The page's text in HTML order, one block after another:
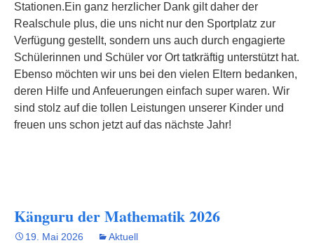
Stationen.​Ein ganz herzlicher Dank gilt daher der
Realschule plus, die uns nicht nur den Sportplatz zur
Verfügung gestellt, sondern uns auch durch engagierte
Schülerinnen und Schüler vor Ort tatkräftig unterstützt hat.
Ebenso möchten wir uns bei den vielen Eltern bedanken,
deren Hilfe und Anfeuerungen einfach super waren. Wir
sind stolz auf die tollen Leistungen unserer Kinder und
freuen uns schon jetzt auf das nächste Jahr!
Känguru der Mathematik 2026
19. Mai 2026 Aktuell